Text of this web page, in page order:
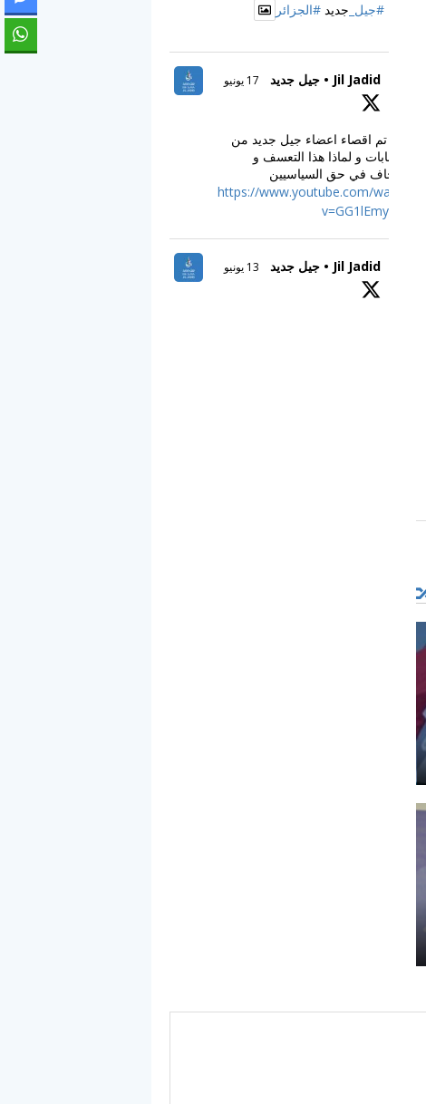
#جيل_ جديد #الجزائر
Jil Jadid • جيل جديد 17 يونيو
كيف تم اقصاء اعضاء جيل جديد من
الانتخابات و لماذا هذا التعسف و
الاجحاف في حق السياسيين
https://www.youtube.com/watch?
v=GG1lEmy_C-g
Jil Jadid • جيل جديد 13 يونيو